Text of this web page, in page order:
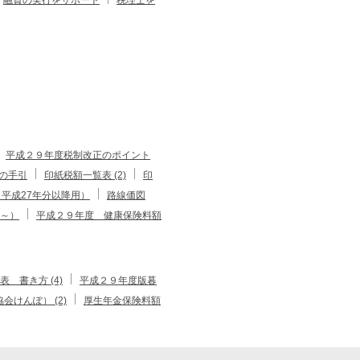
平成２９年度税制改正のポイント
手引
印紙税額一覧表 (2)
印
成27年分以降用）
路線価図
）
平成２９年度 健康保険料額
表 書き方 (4)
平成２９年度版暮
会けんぽ） (2)
厚生年金保険料額